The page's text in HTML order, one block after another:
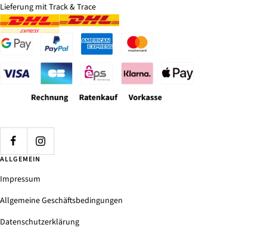
Lieferung mit Track & Trace
ALLGEMEIN
Impressum
Allgemeine Geschäftsbedingungen
Datenschutzerklärung